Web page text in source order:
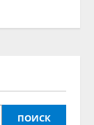
ПОИСК